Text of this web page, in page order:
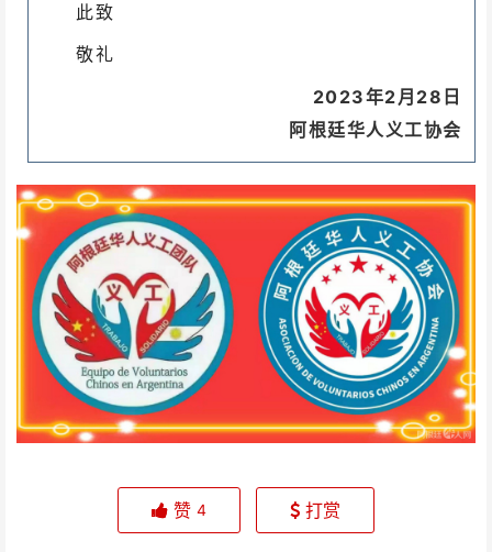
此致
敬礼
2023年2月28日
阿根廷华人义工协会
赞 4 打赏